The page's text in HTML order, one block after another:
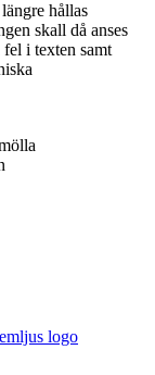
hållas
skall då anses
i texten samt